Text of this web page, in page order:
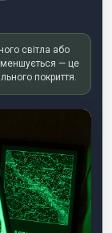
світла або
— це
покриття.